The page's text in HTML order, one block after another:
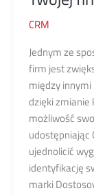
CRM
Jednym ze
firm jest
między
dzięki zmianie
możliwość
udostępniając
ujednolicić
identyfikację
marki